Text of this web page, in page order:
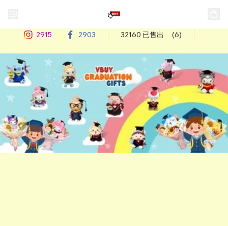
2915 2903 32160 已售出 (6)